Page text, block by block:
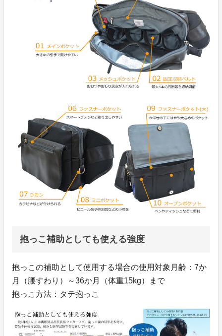
抱っこ補助としても使える強度
抱っこの補助として使用する場合の使用対象月齢：7か
月（腰すわり）～36か月（体重15kg）まで
抱っこ方法：タテ抱っこ